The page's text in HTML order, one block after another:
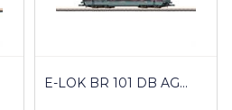
E-LOK BR 101 DB AG...